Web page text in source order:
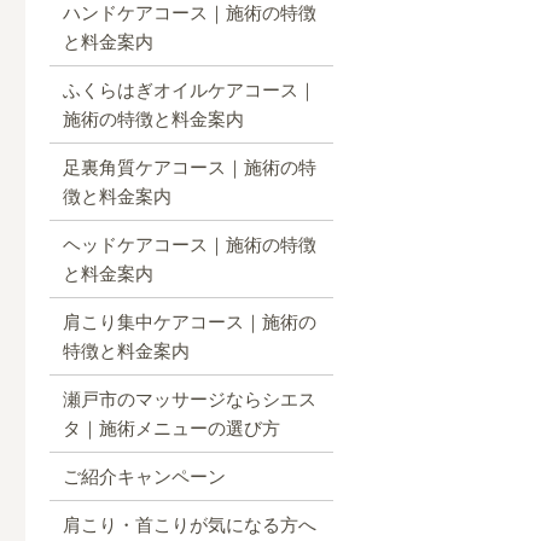
ハンドケアコース｜施術の特徴
と料金案内
ふくらはぎオイルケアコース｜
施術の特徴と料金案内
足裏角質ケアコース｜施術の特
徴と料金案内
ヘッドケアコース｜施術の特徴
と料金案内
肩こり集中ケアコース｜施術の
特徴と料金案内
瀬戸市のマッサージならシエス
タ｜施術メニューの選び方
ご紹介キャンペーン
肩こり・首こりが気になる方へ